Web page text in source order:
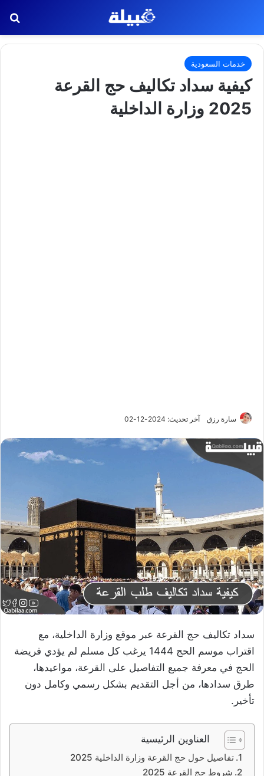
خدمات السعودية
كيفية سداد تكاليف حج القرعة
2025 وزارة الداخلية
سارة رزق آخر تحديث: 2024-12-02
سداد تكاليف حج القرعة عبر موقع وزارة الداخلية، مع
اقتراب موسم الحج 1444 يرغب كل مسلم لم يؤدي فريضة
الحج في معرفة جميع التفاصيل على القرعة، مواعيدها،
طرق سدادها، من أجل التقديم بشكل رسمي وكامل دون
تأخير.
العناوين الرئيسية
تفاصيل حول حج القرعة وزارة الداخلية 2025
شروط حج القرعة 2025